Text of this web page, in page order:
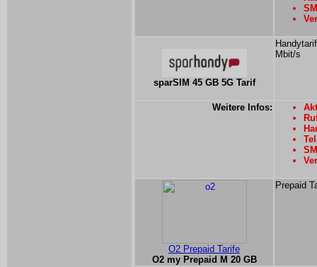
sparSIM 45 GB 5G Tarif
Mbit/s
Weitere Infos:
O2 Prepaid Tarife
O2 my Prepaid M 20 GB
Prepaid